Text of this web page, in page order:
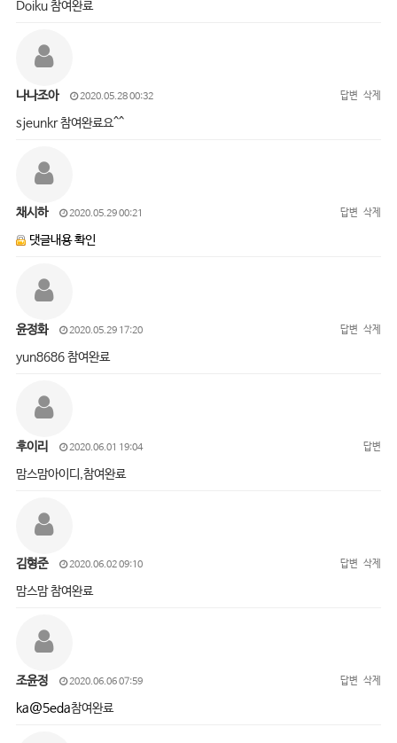
Doiku 참여완료
나나조아 2020.05.28 00:32 답변 삭제
sjeunkr 참여완료요^^
채시하 2020.05.29 00:21 답변 삭제
댓글내용 확인
윤정화 2020.05.29 17:20 답변 삭제
yun8686 참여완료
후이리 2020.06.01 19:04 답변
맘스맘아이디,참여완료
김형준 2020.06.02 09:10 답변 삭제
맘스맘 참여완료
조윤정 2020.06.06 07:59 답변 삭제
ka@5eda참여완료